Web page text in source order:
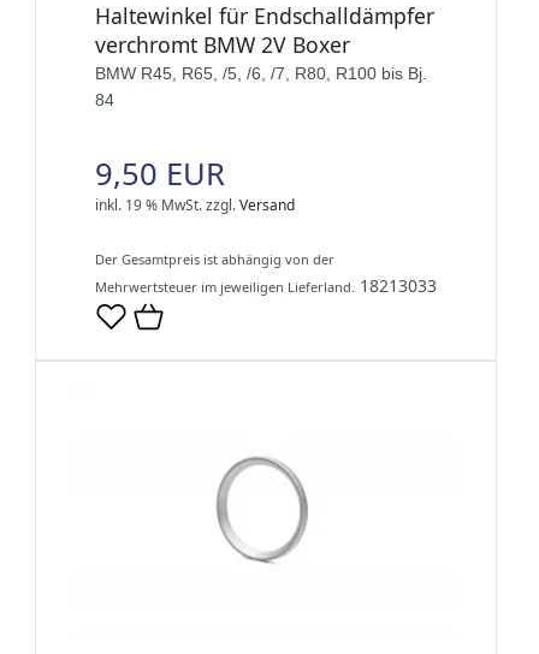
Haltewinkel für Endschalldämpfer
verchromt BMW 2V Boxer
BMW R45, R65, /5, /6, /7, R80, R100 bis Bj.
84
9,50 EUR
inkl. 19 % MwSt.zzgl.Versand
Der Gesamtpreis ist abhängig von der
Mehrwertsteuer im jeweiligen Lieferland. 18213033